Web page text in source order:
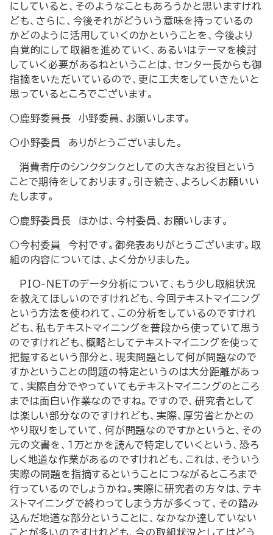
にしていると、そのようなこともあろうかと思いますけれ
ども、さらに、今後それがどういう意味を持っているの
かどのように活用していくのかということを、今後より
自覚的にして取組を進めていく、あるいはテーマを検討
していく必要があるねということは、センター長からも御
指摘をいただいているので、更に工夫をしていきたいと
思っているところでございます。
○鹿野委員長 小野委員、お願いします。
○小野委員 ありがとうございました。
消費者庁のシンクタンクとしての大きなお役目という
ことで期待をしております。引き続き、よろしくお願いい
たします。
○鹿野委員長 ほかは、今村委員、お願いします。
○今村委員 今村です。御発表ありがとうございます。取
組の内容については、よく分かりました。
PIO-NETのデータ分析について、もう少し取組状況
を教えてほしいのですけれども、今回テキストマイニング
という方法を使われて、この分析をしているのですけれ
ども、私もテキストマイニングを普段から使っていて思う
のですけれども、概略としてテキストマイニングを使って
把握するという部分と、現実問題として何が問題なので
すかということの問題の特定というのは大分距離があっ
て、実際自分でやっていてもテキストマイニングのところ
までは面白い作業なのですね。ですので、研究者として
は楽しい部分なのですけれども、実際、厚労省とかとの
やり取りをしていて、何が問題なのですかというと、その
元の文書を、1万とかを読んで特定していくという、恐ろ
しく地道な作業があるのですけれども、これは、そういう
実際の問題を指摘するということにつながるところまで
行っているのでしょうかね。実際に研究者の方々は、テキ
ストマイニングで終わってしまう方が多くって、その踏み
込んだ地道な部分ということに、なかなか達していない
ことが多いのですけれども、今の取組状況としてはどう